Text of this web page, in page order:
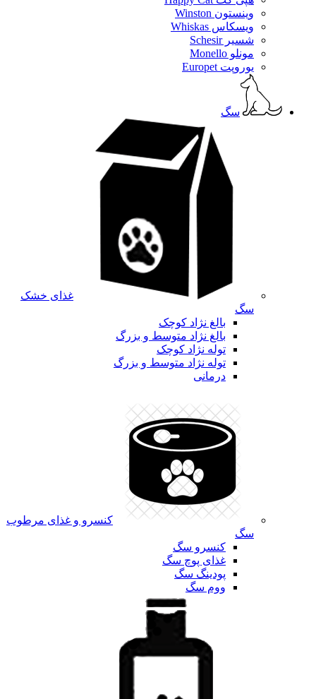
وینستون Winston
ویسکاس Whiskas
شسیر Schesir
مونلو Monello
یوروپت Europet
سگ
غذای خشک
سگ
بالغ نژاد کوچک
بالغ نژاد متوسط و بزرگ
توله نژاد کوچک
توله نژاد متوسط و بزرگ
درمانی
کنسرو و غذای مرطوب
سگ
کنسرو سگ
غذای پوچ سگ
پودینگ سگ
ووم سگ